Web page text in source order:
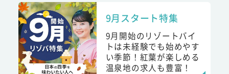
9月スタート特集
9月開始のリゾートバイ
トは未経験でも始めやす
い季節！紅葉が楽しめる
温泉地の求人も豊富！